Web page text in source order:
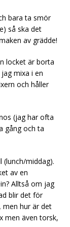
bara ta smör
så ska det
av grädde!
locket är borta
mixa i en
och håller
(jag har ofta
gång och ta
(lunch/middag).
av en
Alltså om jag
blir det för
men hur är det
men även torsk,